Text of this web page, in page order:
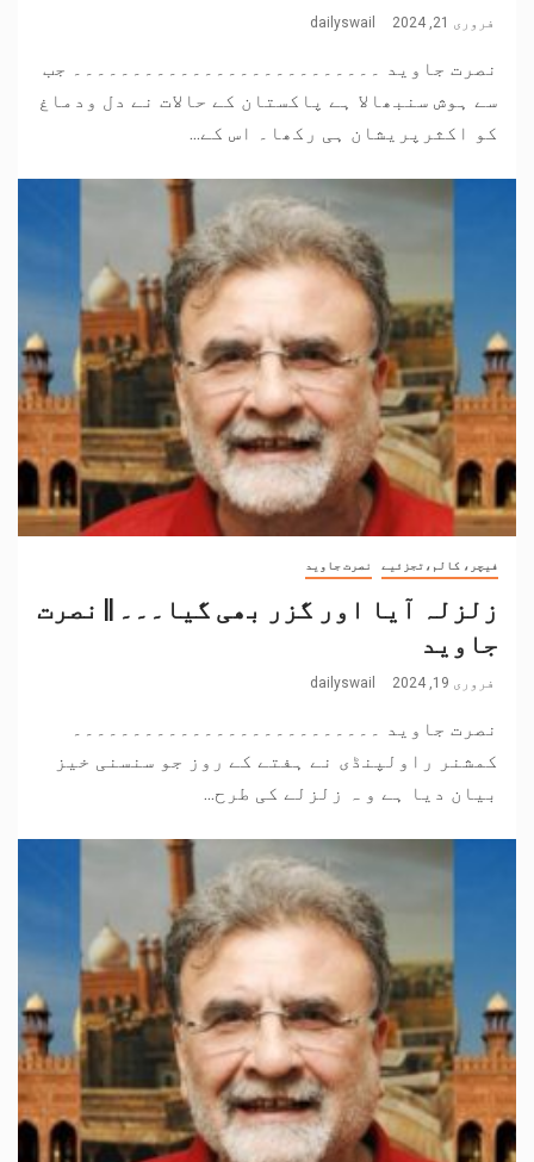
فروری 21, 2024 dailyswail
نصرت جاوید ۔۔۔۔۔۔۔۔۔۔۔۔۔۔۔۔۔۔۔۔۔۔۔۔۔۔ جب
سے ہوش سنبھالا ہے پاکستان کے حالات نے دل ودماغ
کو اکثرپریشان ہی رکھا۔ اس کے...
فیچر، کالم،تجزئیے نصرت جاوید
زلزلہ آیا اور گزر بھی گیا۔۔۔ || نصرت
جاوید
فروری 19, 2024 dailyswail
نصرت جاوید ۔۔۔۔۔۔۔۔۔۔۔۔۔۔۔۔۔۔۔۔۔۔۔۔۔۔
کمشنر راولپنڈی نے ہفتے کے روز جو سنسنی خیز
بیان دیا ہے و ہ زلزلے کی طرح...